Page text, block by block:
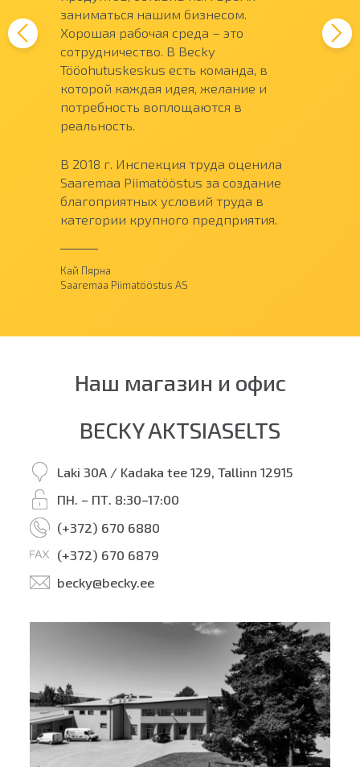
заниматься нашим бизнесом.
Хорошая рабочая среда – это
сотрудничество. В Becky
Tööohutuskeskus есть команда, в
которой каждая идея, желание и
потребность воплощаются в
реальность.
В 2018 г. Инспекция труда оценила
Saaremaa Piimatööstus за создание
благоприятных условий труда в
категории крупного предприятия.
Кай Пярна
Saaremaa Piimatööstus AS
Наш магазин и офис
BECKY AKTSIASELTS
Laki 30A / Kadaka tee 129, Tallinn 12915
ПН. – ПТ. 8:30–17:00
(+372) 670 6880
(+372) 670 6879
becky@becky.ee